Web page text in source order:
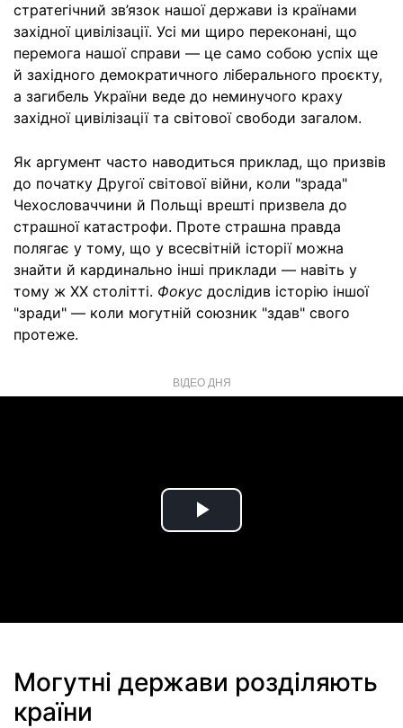
стратегічний зв’язок нашої держави із країнами
західної цивілізації. Усі ми щиро переконані, що
перемога нашої справи — це само собою успіх ще
й західного демократичного ліберального проєкту,
а загибель України веде до неминучого краху
західної цивілізації та світової свободи загалом.
Як аргумент часто наводиться приклад, що призвів
до початку Другої світової війни, коли "зрада"
Чехословаччини й Польщі врешті призвела до
страшної катастрофи. Проте страшна правда
полягає у тому, що у всесвітній історії можна
знайти й кардинально інші приклади — навіть у
тому ж XX столітті. Фокус дослідив історію іншої
"зради" — коли могутній союзник "здав" свого
протеже.
ВІДЕО ДНЯ
Play
Могутні держави розділяють
країни